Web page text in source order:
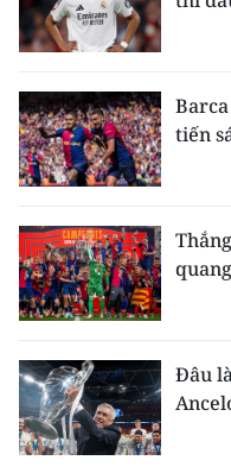
GIÁO DỤC
KHOA HỌC - CÔNG
MÔI TRƯỜNG
BẠN ĐỌC
KIỂM CHỨNG THÔNG
54 DÂN TỘC VIỆT NAM
CHƯƠNG TRÌNH OCOP
tiến
Đâu